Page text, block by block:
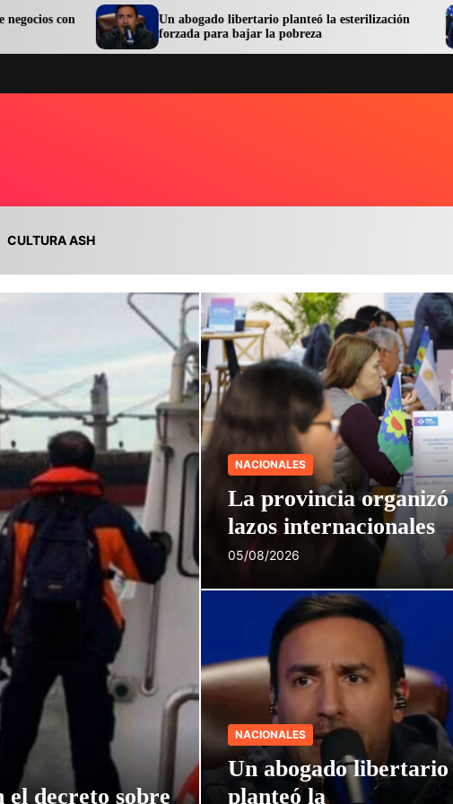
Un abogado libertario planteó la esterilización
forzada para bajar la pobreza
Se
ordenó
CULTURA ASH
decreto sobre
NACIONALES
La provincia organizó
lazos internacionales
05/08/2026
NACIONALES
Un abogado libertario
planteó la